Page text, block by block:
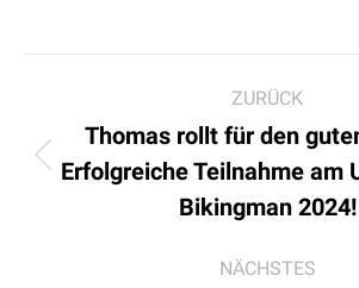
ZURÜCK
Beitrag:
Thomas rollt für den
Erfolgreiche Teilnahme am
Bikingman 2024!
NÄCHSTES